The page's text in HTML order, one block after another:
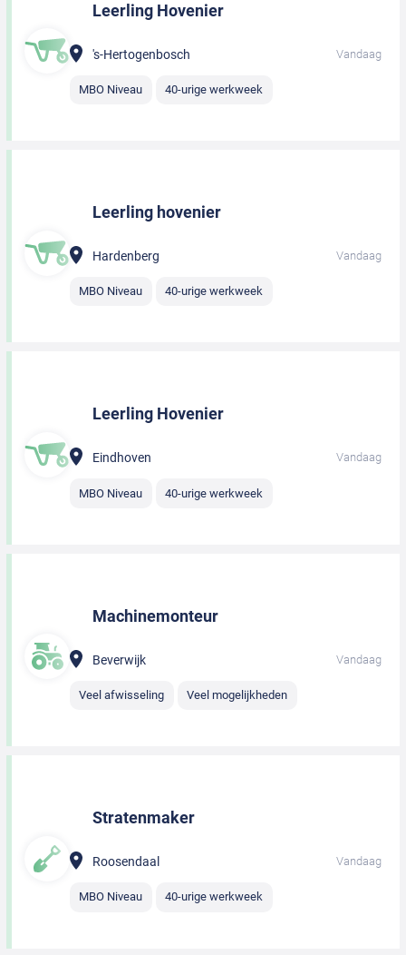
Leerling Hovenier
's-Hertogenbosch Vandaag
MBO Niveau 40-urige werkweek
Leerling hovenier
Hardenberg Vandaag
MBO Niveau 40-urige werkweek
Leerling Hovenier
Eindhoven Vandaag
MBO Niveau 40-urige werkweek
Machinemonteur
Beverwijk Vandaag
Veel afwisseling Veel mogelijkheden
Stratenmaker
Roosendaal Vandaag
MBO Niveau 40-urige werkweek